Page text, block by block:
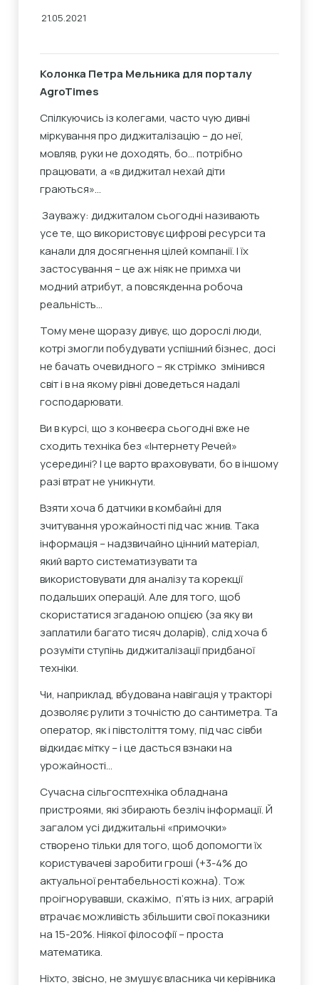
21.05.2021
Колонка Петра Мельника для порталу
AgroTimes
Спілкуючись із колегами, часто чую дивні
міркування про диджиталізацію – до неї,
мовляв, руки не доходять, бо… потрібно
працювати, а «в диджитал нехай діти
граються»…
Зауважу: диджиталом сьогодні називають
усе те, що використовує цифрові ресурси та
канали для досягнення цілей компанії. І їх
застосування – це аж ніяк не примха чи
модний атрибут, а повсякденна робоча
реальність…
Тому мене щоразу дивує, що дорослі люди,
котрі змогли побудувати успішний бізнес, досі
не бачать очевидного – як стрімко змінився
світ і в на якому рівні доведеться надалі
господарювати.
Ви в курсі, що з конвеєра сьогодні вже не
сходить техніка без «Інтернету Речей»
усередині? І це варто враховувати, бо в іншому
разі втрат не уникнути.
Взяти хоча б датчики в комбайні для
зчитування урожайності під час жнив. Така
інформація – надзвичайно цінний матеріал,
який варто систематизувати та
використовувати для аналізу та корекції
подальших операцій. Але для того, щоб
скористатися згаданою опцією (за яку ви
заплатили багато тисяч доларів), слід хоча б
розуміти ступінь диджиталізації придбаної
техніки.
Чи, наприклад, вбудована навігація у тракторі
дозволяє рулити з точністю до сантиметра. Та
оператор, як і півстоліття тому, під час сівби
відкидає мітку – і це дасться взнаки на
урожайності…
Сучасна сільгосптехніка обладнана
пристроями, які збирають безліч інформації. Й
загалом усі диджитальні «примочки»
створено тільки для того, щоб допомогти їх
користувачеві заробити гроші (+3-4% до
актуальної рентабельності кожна). Тож
проігнорувавши, скажімо, п’ять із них, аграрій
втрачає можливість збільшити свої показники
на 15-20%. Ніякої філософії – проста
математика.
Ніхто, звісно, не змушує власника чи керівника